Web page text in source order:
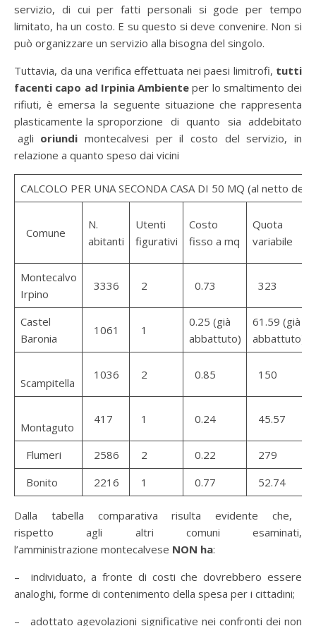
servizio, di cui per fatti personali si gode per tempo
limitato, ha un costo. E su questo si deve convenire. Non si
può organizzare un servizio alla bisogna del singolo.
Tuttavia, da una verifica effettuata nei paesi limitrofi, tutti
facenti capo ad Irpinia Ambienteper lo smaltimento dei
rifiuti, è emersa la seguente situazione che rappresenta
plasticamente la sproporzione di quanto sia addebitato
agli oriundimontecalvesi per il costo del servizio, in
relazione a quanto speso dai vicini
CALCOLO PER UNA SECONDA CASA DI 50 MQ (al netto del
Comune
N.
abitanti
Utenti
figurativi
Costo
fisso a mq
Quota
variabile
Montecalvo
Irpino
3336 2 0.73 323
Castel
Baronia
1061 1
0.25 (già
abbattuto)
61.59 (già
abbattuto)
Scampitella
1036 2 0.85 150
Montaguto
417 1 0.24 45.57
Flumeri 2586 2 0.22 279
Bonito
2216 1 0.77 52.74
Dalla tabella comparativa risulta evidente che,
rispetto agli altri comuni esaminati,
l’amministrazione montecalvese NON ha:
– individuato, a fronte di costi che dovrebbero essere
analoghi, forme di contenimento della spesa per i cittadini;
– adottato agevolazioni significative nei confronti dei non